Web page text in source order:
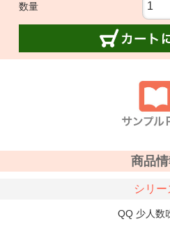
数量
商品
シリー
QQ 少人数